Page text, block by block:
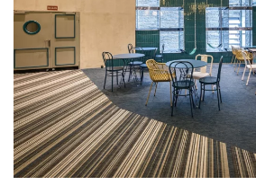
Ampliar